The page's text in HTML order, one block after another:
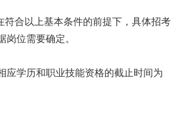
合以上基本条件的前提下，具体招考
位需要确定。
学历和职业技能资格的截止时间为